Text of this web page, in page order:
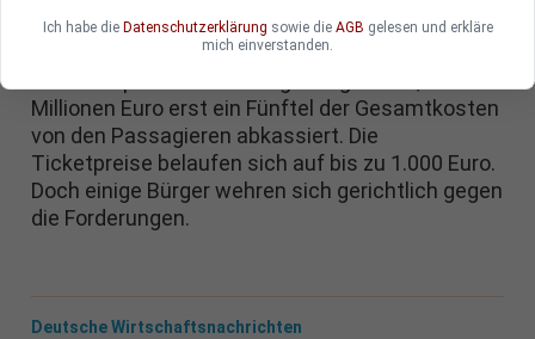
Ein Jahr nach Beginn der größten Corona-
Rückholaktion in der Geschichte der
Millionen Euro erst ein Fünftel der Gesamtkosten
von den Passagieren abkassiert. Die
Ticketpreise belaufen sich auf bis zu 1.000 Euro.
Doch einige Bürger wehren sich gerichtlich gegen
die Forderungen.
Deutsche Wirtschaftsnachrichten
Ich habe die Datenschutzerklärung sowie die AGB gelesen und erkläre
mich einverstanden.